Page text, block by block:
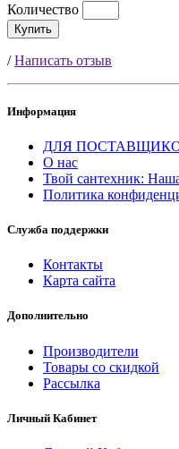
Количество
Купить
/Написать отзыв
Информация
ДЛЯ
О нас
Твой сантехник:
Политика
Служба поддержки
Контакты
Карта сайта
Дополнительно
Производители
Товары со скидкой
Рассылка
Личный Кабинет